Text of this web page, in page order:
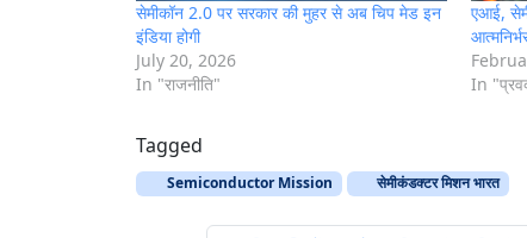
सेमीकॉन 2.0 पर सरकार की मुहर से अब चिप मेड इन
इंडिया होगी
July 20, 2026
In "राजनीति"
एआई,
In
Tagged
Semiconductor Mission सेमीकंडक्टर मिशन भारत